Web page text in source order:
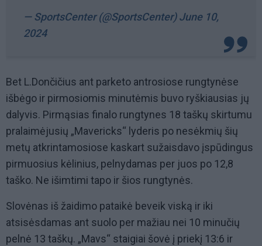
— SportsCenter (@SportsCenter)June 10,
2024
Bet L.Dončičius ant parketo antrosiose rungtynėse
išbėgo ir pirmosiomis minutėmis buvo ryškiausias jų
dalyvis. Pirmąsias finalo rungtynes 18 taškų skirtumu
pralaimėjusių „Mavericks“ lyderis po nesėkmių šių
metų atkrintamosiose kaskart sužaisdavo įspūdingus
pirmuosius kėlinius, pelnydamas per juos po 12,8
taško. Ne išimtimi tapo ir šios rungtynės.
Slovėnas iš žaidimo pataikė beveik viską ir iki
atsisėsdamas ant suolo per mažiau nei 10 minučių
pelnė 13 taškų. „Mavs“ staigiai šovė į priekį 13:6 ir